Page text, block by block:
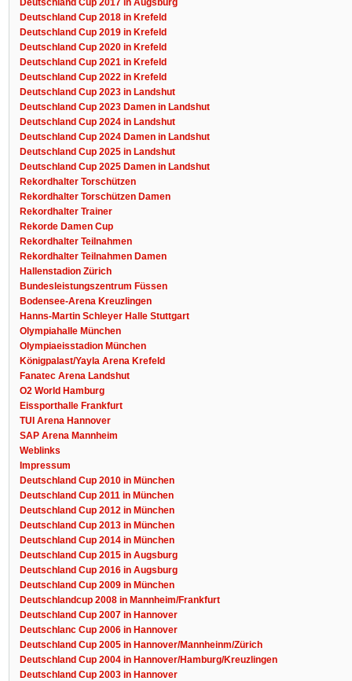
Deutschland Cup 2018 in Krefeld
Deutschland Cup 2019 in Krefeld
Deutschland Cup 2020 in Krefeld
Deutschland Cup 2021 in Krefeld
Deutschland Cup 2022 in Krefeld
Deutschland Cup 2023 in Landshut
Deutschland Cup 2023 Damen in Landshut
Deutschland Cup 2024 in Landshut
Deutschland Cup 2024 Damen in Landshut
Deutschland Cup 2025 in Landshut
Deutschland Cup 2025 Damen in Landshut
Rekordhalter Torschützen
Rekordhalter Torschützen Damen
Rekordhalter Trainer
Rekorde Damen Cup
Rekordhalter Teilnahmen
Rekordhalter Teilnahmen Damen
Hallenstadion Zürich
Bundesleistungszentrum Füssen
Bodensee-Arena Kreuzlingen
Hanns-Martin Schleyer Halle Stuttgart
Olympiahalle München
Olympiaeisstadion München
Königpalast/Yayla Arena Krefeld
Fanatec Arena Landshut
O2 World Hamburg
Eissporthalle Frankfurt
TUI Arena Hannover
SAP Arena Mannheim
Weblinks
Impressum
Deutschland Cup 2010 in München
Deutschland Cup 2011 in München
Deutschland Cup 2012 in München
Deutschland Cup 2013 in München
Deutschland Cup 2014 in München
Deutschland Cup 2015 in Augsburg
Deutschland Cup 2016 in Augsburg
Deutschland Cup 2009 in München
Deutschlandcup 2008 in Mannheim/Frankfurt
Deutschland Cup 2007 in Hannover
Deutschlanc Cup 2006 in Hannover
Deutschland Cup 2005 in Hannover/Mannheinm/Zürich
Deutschland Cup 2004 in Hannover/Hamburg/Kreuzlingen
Deutschland Cup 2003 in Hannover